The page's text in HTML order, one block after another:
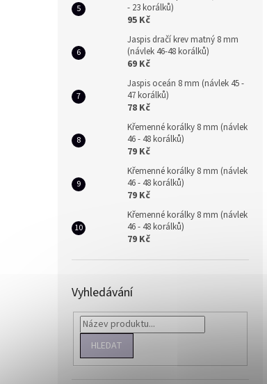
- 23 korálků)
95 Kč
Jaspis dračí krev matný 8 mm
(návlek 46-48 korálků)
69 Kč
Jaspis oceán 8 mm (návlek 45 -
47 korálků)
78 Kč
Křemenné korálky 8 mm (návlek
46 - 48 korálků)
79 Kč
Křemenné korálky 8 mm (návlek
46 - 48 korálků)
79 Kč
Křemenné korálky 8 mm (návlek
46 - 48 korálků)
79 Kč
Vyhledávání
HLEDAT